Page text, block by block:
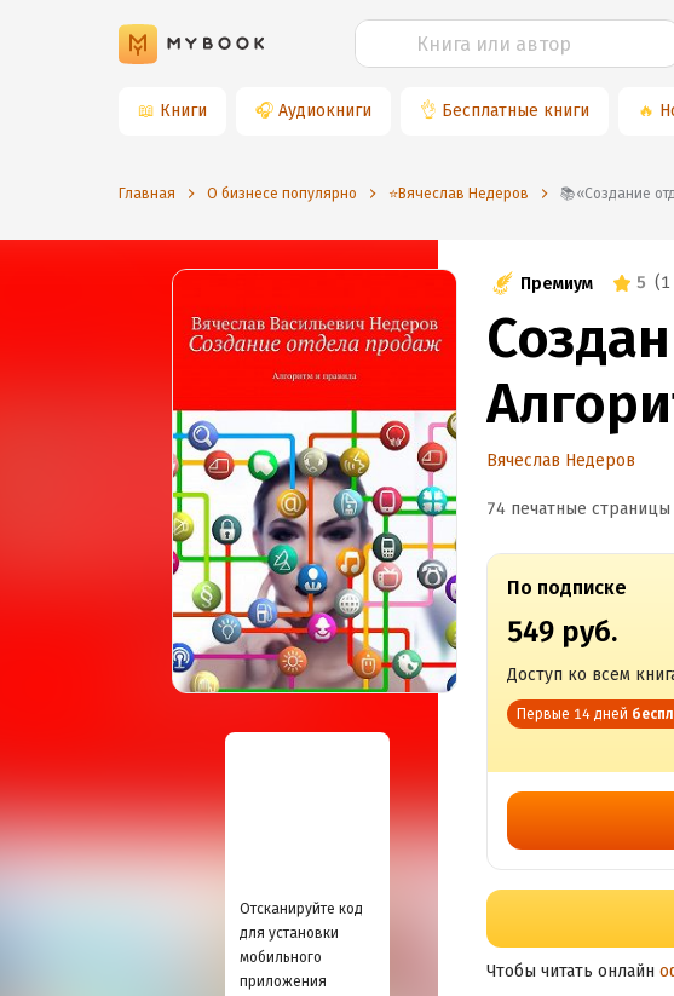
📖 Книги 🎧 Аудиокниги 👌 Бесплатные книги 🔥
Главная О бизнесе популярно ⭐️Вячеслав Недеров 📚«Создание
Отсканируйте код
для установки
мобильного
приложения
Премиум 5 (
Вячеслав Недеров
74 печатные страницы
По подписке
549 руб.
Доступ ко всем
Первые 14 дней
Чтобы читать онлайн